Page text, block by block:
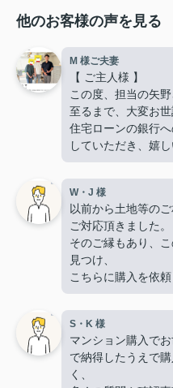
他のお客様の声を見る
M 様ご夫妻
【 ご主人様 】
この度、担当の矢
至るまで、大変お世
住宅ローンの銀行
していただき、嬉し
難しい希望や条件
内覧の段取りをし
てくださって、本当
良い御縁に出会え
にありがとうござい
【 奥様 】
この度、担当して
大変お世話になり、
暑い暑い最中、こ
力して下さり、
家族皆んなが笑顔
とができました。
購入にあたって、
W・J 様
以前から土地等の
ご対応頂きました。
そのご縁もあり、
見つけ、
こちらに購入を依
な対応をして頂き
手続きを丁寧に進
物件購入後の生活風
り、
下心のない対応に
ざいました。
S・K 様
マンション購入で
で納得したうえで
く、